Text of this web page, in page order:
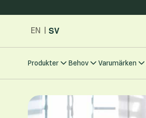
EN SV
Produkter Behov Varumärken